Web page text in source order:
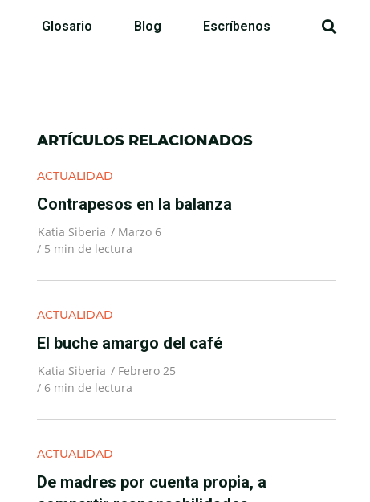
Glosario Blog Escríbenos
ARTÍCULOS RELACIONADOS
ACTUALIDAD
Contrapesos en la balanza
Katia Siberia /Marzo 6
/ 5 min de lectura
ACTUALIDAD
El buche amargo del café
Katia Siberia /Febrero 25
/ 6 min de lectura
ACTUALIDAD
De madres por cuenta propia, a